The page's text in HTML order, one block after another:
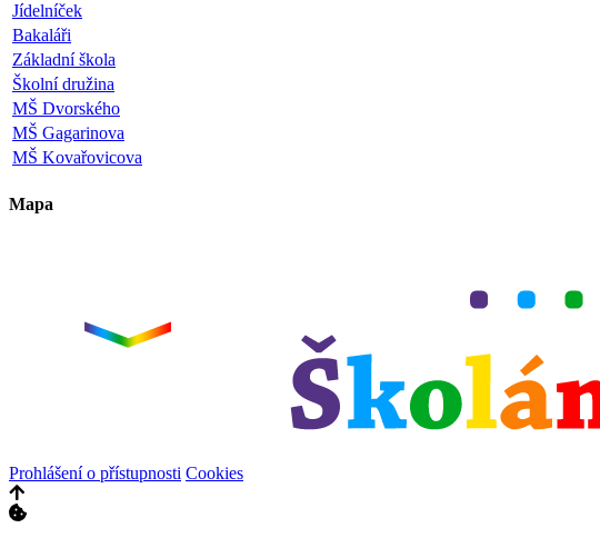
Jídelníček
Bakaláři
Základní škola
Školní družina
MŠ Dvorského
MŠ Gagarinova
MŠ Kovařovicova
Mapa
Prohlášení o přístupnosti Cookies